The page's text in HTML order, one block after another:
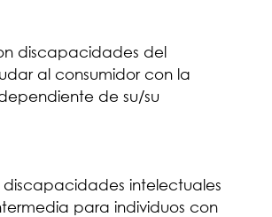
discapacidades del
al consumidor con la
de su/su
discapacidades intelectuales
para individuos con